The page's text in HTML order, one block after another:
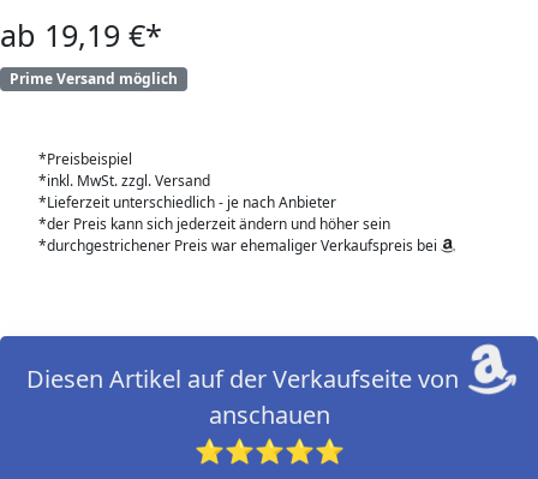
ab 19,19 €*
Prime Versand möglich
*Preisbeispiel
*inkl. MwSt. zzgl. Versand
*Lieferzeit unterschiedlich - je nach Anbieter
*der Preis kann sich jederzeit ändern und höher sein
*durchgestrichener Preis war ehemaliger Verkaufspreis bei
Diesen Artikel auf der Verkaufseite von
anschauen
⭐⭐⭐⭐⭐